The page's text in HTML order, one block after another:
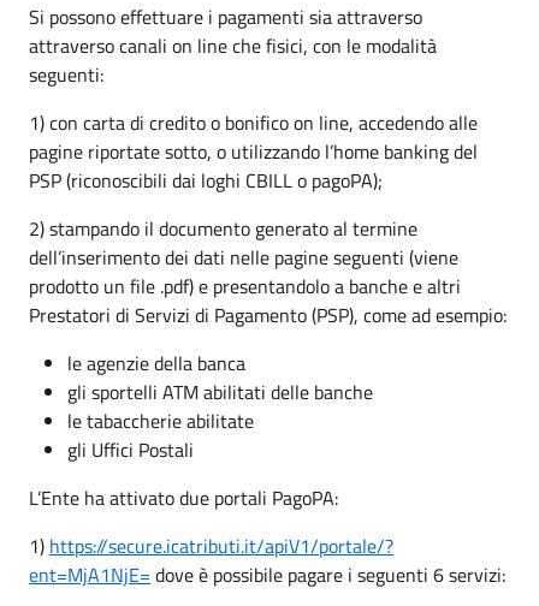
Si possono effettuare i pagamenti sia attraverso
attraverso canali on line che fisici, con le modalità
seguenti:
1) con carta di credito o bonifico on line, accedendo alle
pagine riportate sotto, o utilizzando l’home banking del
PSP (riconoscibili dai loghi CBILL o pagoPA);
2) stampando il documento generato al termine
dell’inserimento dei dati nelle pagine seguenti (viene
prodotto un file .pdf) e presentandolo a banche e altri
Prestatori di Servizi di Pagamento (PSP), come ad esempio:
le agenzie della banca
gli sportelli ATM abilitati delle banche
le tabaccherie abilitate
gli Uffici Postali
L’Ente ha attivato due portali PagoPA:
1) https://secure.icatributi.it/apiV1/portale/?
ent=MjA1NjE= dove è possibile pagare i seguenti 6 servizi: